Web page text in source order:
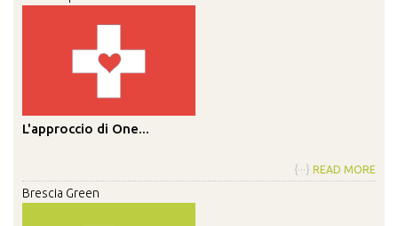
L'approccio di One...
{···} READ MORE
Brescia Green